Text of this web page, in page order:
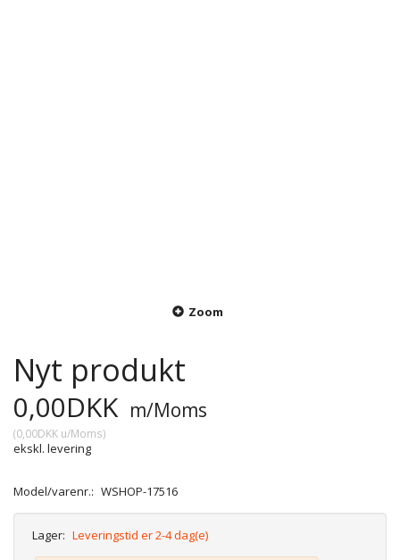
Zoom
Nyt produkt
0,00DKK m/Moms
(0,00DKK u/Moms)
ekskl. levering
Model/varenr.: WSHOP-17516
Lager: Leveringstid er 2-4 dag(e)